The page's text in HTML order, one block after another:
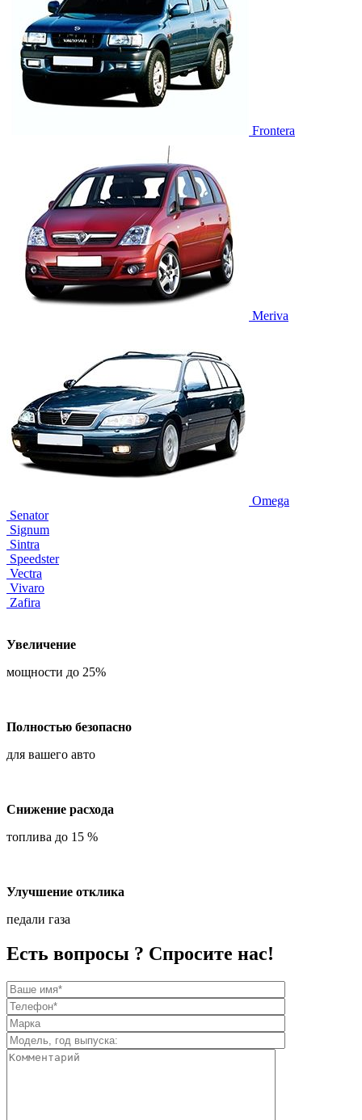
Frontera
Meriva
Omega
Senator
Signum
Sintra
Speedster
Vectra
Vivaro
Zafira
Увеличение
мощности до 25%
Полностью безопасно
для вашего авто
Снижение расхода
топлива до 15 %
Улучшение отклика
педали газа
Есть вопросы ? Спросите нас!